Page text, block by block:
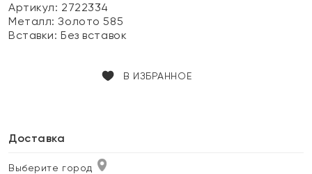
Артикул: 2722334
Металл:Золото 585
Вставки:Без вставок
В ИЗБРАННОЕ
Доставка
Выберите город